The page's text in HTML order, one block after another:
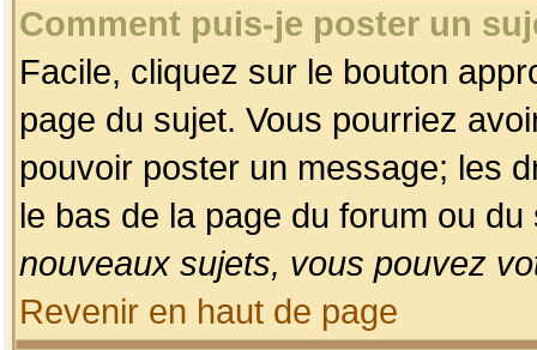
Comment puis-je poster un
Facile, cliquez sur le bouton
page du sujet. Vous pourriez
pouvoir poster un message; les
le bas de la page du forum ou
nouveaux sujets, vous pouvez
Revenir en haut de page